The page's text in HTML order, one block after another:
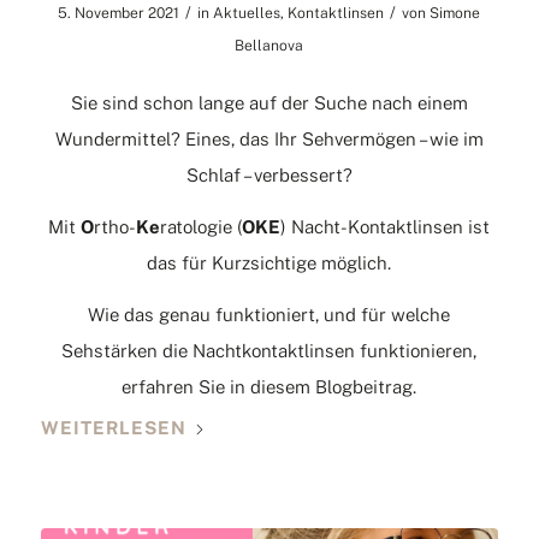
5. November 2021 / in Aktuelles, Kontaktlinsen / von Simone
Bellanova
Sie sind schon lange auf der Suche nach einem
Wundermittel? Eines, das Ihr Sehvermögen – wie im
Schlaf – verbessert?
MitOrtho-Keratologie (OKE) Nacht-Kontaktlinsen ist
das für Kurzsichtige möglich.
Wie das genau funktioniert, und für welche
Sehstärken die Nachtkontaktlinsen funktionieren,
erfahren Sie in diesem Blogbeitrag.
WEITERLESEN